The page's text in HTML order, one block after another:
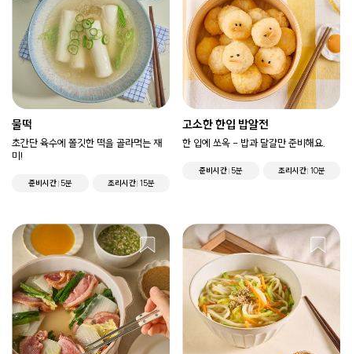
물떡
초간단 육수에 쫄깃한 떡을 골라먹는 재
미!
준비시간 5분 조리시간 15분
고소한 한입 밥알전
한 입에 쏘옥 - 밥과 달걀만 준비해요.
준비시간 5분 조리시간 10분